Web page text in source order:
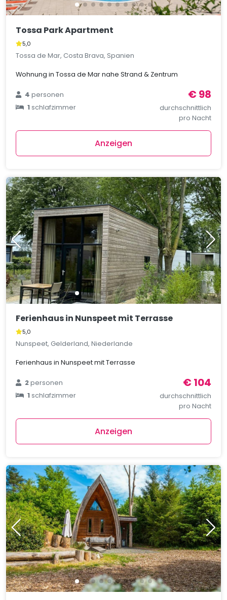
Tossa Park Apartment
5,0
Tossa de Mar, Costa Brava, Spanien
Wohnung in Tossa de Mar nahe Strand & Zentrum
4personen
1schlafzimmer
€ 98
durchschnittlich
pro Nacht
Anzeigen
Ferienhaus in Nunspeet mit Terrasse
5,0
Nunspeet, Gelderland, Niederlande
Ferienhaus in Nunspeet mit Terrasse
2personen
1schlafzimmer
€ 104
durchschnittlich
pro Nacht
Anzeigen